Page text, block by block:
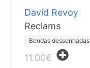
David Revoy
Reclams
Bendas dessenhadas
11.00€